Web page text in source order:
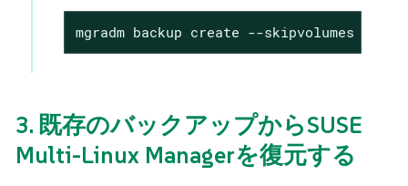
mgradm backup create --skipvolumes all
3. 既存のバックアップからSUSE
Multi-Linux Managerを復元する